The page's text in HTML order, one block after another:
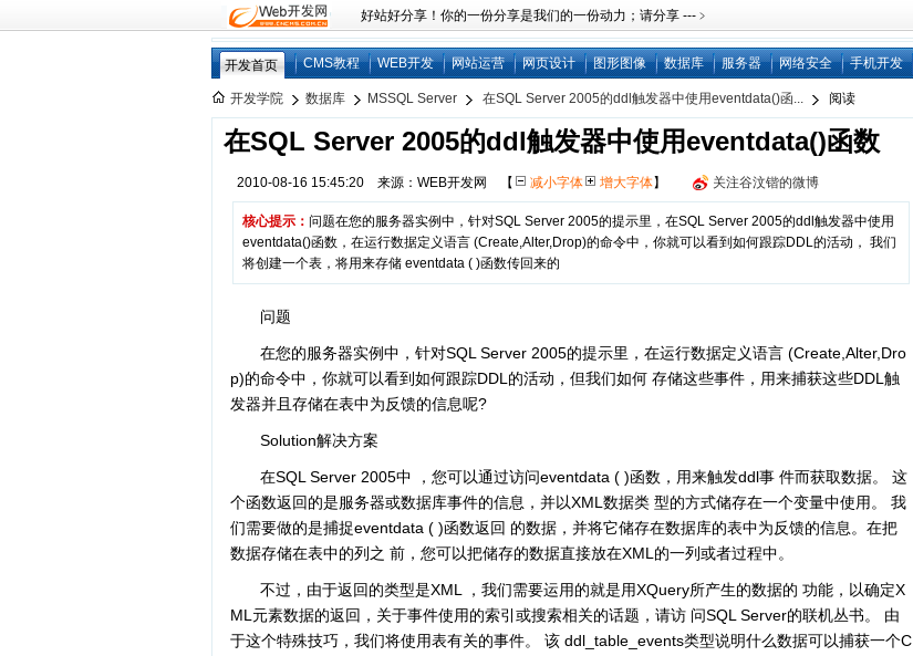
好站好分享！你的一份分享是我们的一份动力；请分享 ---﹥
开发首页 CMS教程 WEB开发 网站运营 网页设计 图形图像 数据库 服务器 网络安全 手机开发
开发学院 数据库 MSSQL Server 在SQL Server 2005的ddl触发器中使用eventdata()函... 阅读
在SQL Server 2005的ddl触发器中使用eventdata()函数
2010-08-16 15:45:20 来源：WEB开发网 【 减小字体 增大字体】 关注谷汶锴的微博
核心提示： 问题在您的服务器实例中，针对SQL Server 2005的提示里，在SQL Server 2005的ddl触发器中使用
eventdata()函数，在运行数据定义语言 (Create,Alter,Drop)的命令中，你就可以看到如何跟踪DDL的活动， 我们
将创建一个表，将用来存储 eventdata ( )函数传回来的
问题
在您的服务器实例中，针对SQL Server 2005的提示里，在运行数据定义语言 (Create,Alter,Dro
p)的命令中，你就可以看到如何跟踪DDL的活动，但我们如何 存储这些事件，用来捕获这些DDL触
发器并且存储在表中为反馈的信息呢?
Solution解决方案
在SQL Server 2005中 ，您可以通过访问eventdata ( )函数，用来触发ddl事 件而获取数据。 这
个函数返回的是服务器或数据库事件的信息，并以XML数据类 型的方式储存在一个变量中使用。 我
们需要做的是捕捉eventdata ( )函数返回 的数据，并将它储存在数据库的表中为反馈的信息。在把
数据存储在表中的列之 前，您可以把储存的数据直接放在XML的一列或者过程中。
不过，由于返回的类型是XML ，我们需要运用的就是用XQuery所产生的数据的 功能，以确定X
ML元素数据的返回，关于事件使用的索引或搜索相关的话题，请访 问SQL Server的联机丛书。 由
于这个特殊技巧，我们将使用表有关的事件。 该 ddl_table_events类型说明什么数据可以捕获一个C